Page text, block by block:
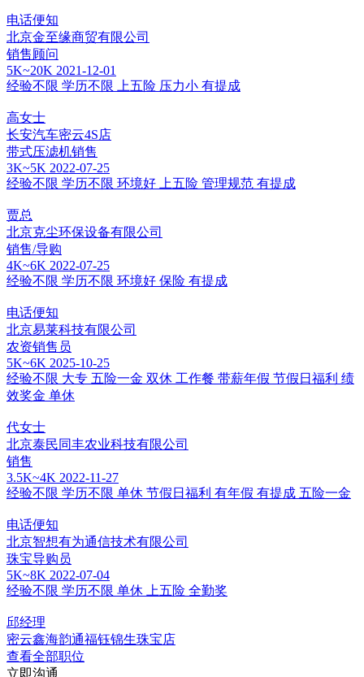
电话便知
北京金至缘商贸有限公司
销售顾问
5K~20K 2021-12-01
经验不限 学历不限 上五险 压力小 有提成
高女士
长安汽车密云4S店
带式压滤机销售
3K~5K 2022-07-25
经验不限 学历不限 环境好 上五险 管理规范 有提成
贾总
北京克尘环保设备有限公司
销售/导购
4K~6K 2022-07-25
经验不限 学历不限 环境好 保险 有提成
电话便知
北京易莱科技有限公司
农资销售员
5K~6K 2025-10-25
经验不限 大专 五险一金 双休 工作餐 带薪年假 节假日福利 绩
效奖金 单休
代女士
北京泰民同丰农业科技有限公司
销售
3.5K~4K 2022-11-27
经验不限 学历不限 单休 节假日福利 有年假 有提成 五险一金
电话便知
北京智想有为通信技术有限公司
珠宝导购员
5K~8K 2022-07-04
经验不限 学历不限 单休 上五险 全勤奖
邱经理
密云鑫海韵通福钰锦生珠宝店
查看全部职位
立即沟通